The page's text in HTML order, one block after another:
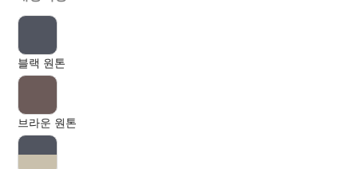
블랙 원톤
브라운 원톤